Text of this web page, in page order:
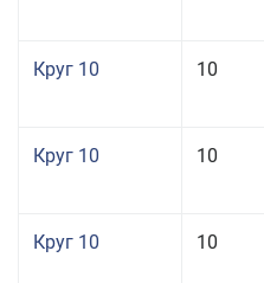
Круг 10 10
Круг 10 10
Круг 10 10